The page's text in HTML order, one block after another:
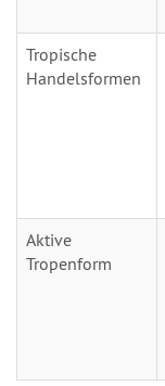
Tropische
Handelsformen
Aktive
Tropenform